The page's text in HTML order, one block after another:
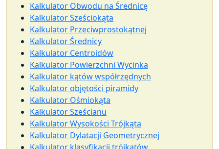
Kalkulator Obwodu na Średnicę
Kalkulator Sześciokąta
Kalkulator Przeciwprostokątnej
Kalkulator Średnicy
Kalkulator Centroidów
Kalkulator Powierzchni Wycinka
Kalkulator kątów współrzędnych
Kalkulator objętości piramidy
Kalkulator Ośmiokąta
Kalkulator Sześcianu
Kalkulator Wysokości Trójkąta
Kalkulator Dylatacji Geometrycznej